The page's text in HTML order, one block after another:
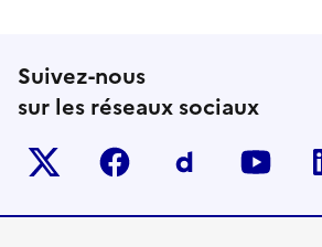
Suivez-nous
sur les réseaux sociaux
Twitter-x facebook